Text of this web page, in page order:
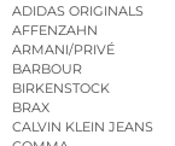
ADIDAS ORIGINALS
AFFENZAHN
ARMANI/PRIVÉ
BARBOUR
BIRKENSTOCK
BRAX
CALVIN KLEIN JEANS